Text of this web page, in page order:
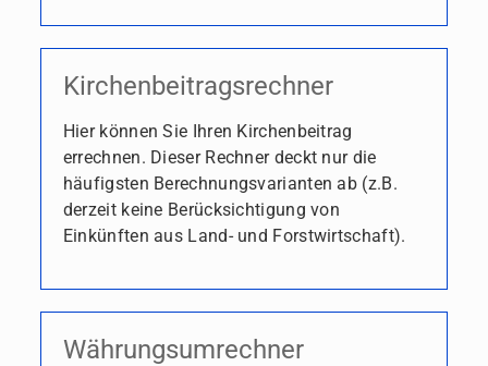
Kirchenbeitragsrechner
Hier können Sie Ihren Kirchenbeitrag
errechnen. Dieser Rechner deckt nur die
häufigsten Berechnungsvarianten ab (z.B.
derzeit keine Berücksichtigung von
Einkünften aus Land- und Forstwirtschaft).
Währungsumrechner